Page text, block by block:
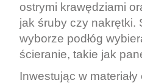
ostrymi krawędziami
jak śruby czy nakrętki.
wyborze podłóg
ścieranie, takie jak
Inwestując w